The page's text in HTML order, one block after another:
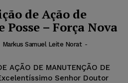
de Ação de
– Força Nova
Markus Samuel Leite Norat -
AÇÃO DE MANUTENÇÃO DE
Senhor Doutor